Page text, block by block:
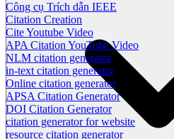
Công cụ Trích dẫn IEEE
Citation Creation
Cite Youtube Video
APA Citation YouTube Video
NLM citation generator
in-text citation generator
Online citation generator
APSA Citation Generator
DOI Citation Generator
citation generator for website
resource citation generator